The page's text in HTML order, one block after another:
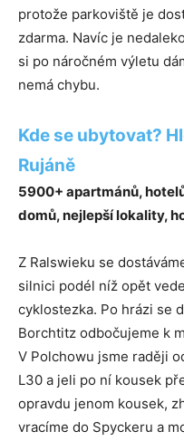
protože parkoviště je
zdarma. Navíc je
si po náročném výletu
nemá chybu.
Kde se ubytovat?
Rujáně
5900+ apartmánů,
domů, nejlepší lokality,
Z Ralswieku se
silnici podél níž opět
cyklostezka. Po hrázi se
Borchtitz odbočujeme k
V Polchowu jsme raději
L30 a jeli po ní kousek
opravdu jenom kousek,
vracíme do Spyckeru a